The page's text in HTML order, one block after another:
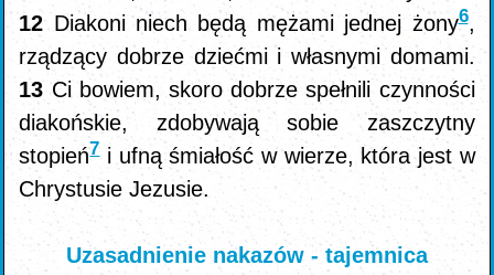
12 Diakoni niech będą mężami jednej żony6,
rządzący dobrze dziećmi i własnymi domami.
13 Ci bowiem, skoro dobrze spełnili czynności
diakońskie, zdobywają sobie zaszczytny
stopień7i ufną śmiałość w wierze, która jest w
Chrystusie Jezusie.
Uzasadnienie nakazów - tajemnica